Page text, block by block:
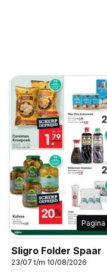
Pagina
Sligro Folder Spaar
23/07 t/m 10/08/2026